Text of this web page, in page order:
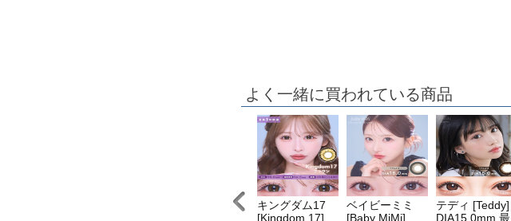
よく一緒に買われている商品
キングダム17
[Kingdom 17]
ベイビーミミ
[Baby MiMi]
テディ [Teddy]
DIA15.0mm 最